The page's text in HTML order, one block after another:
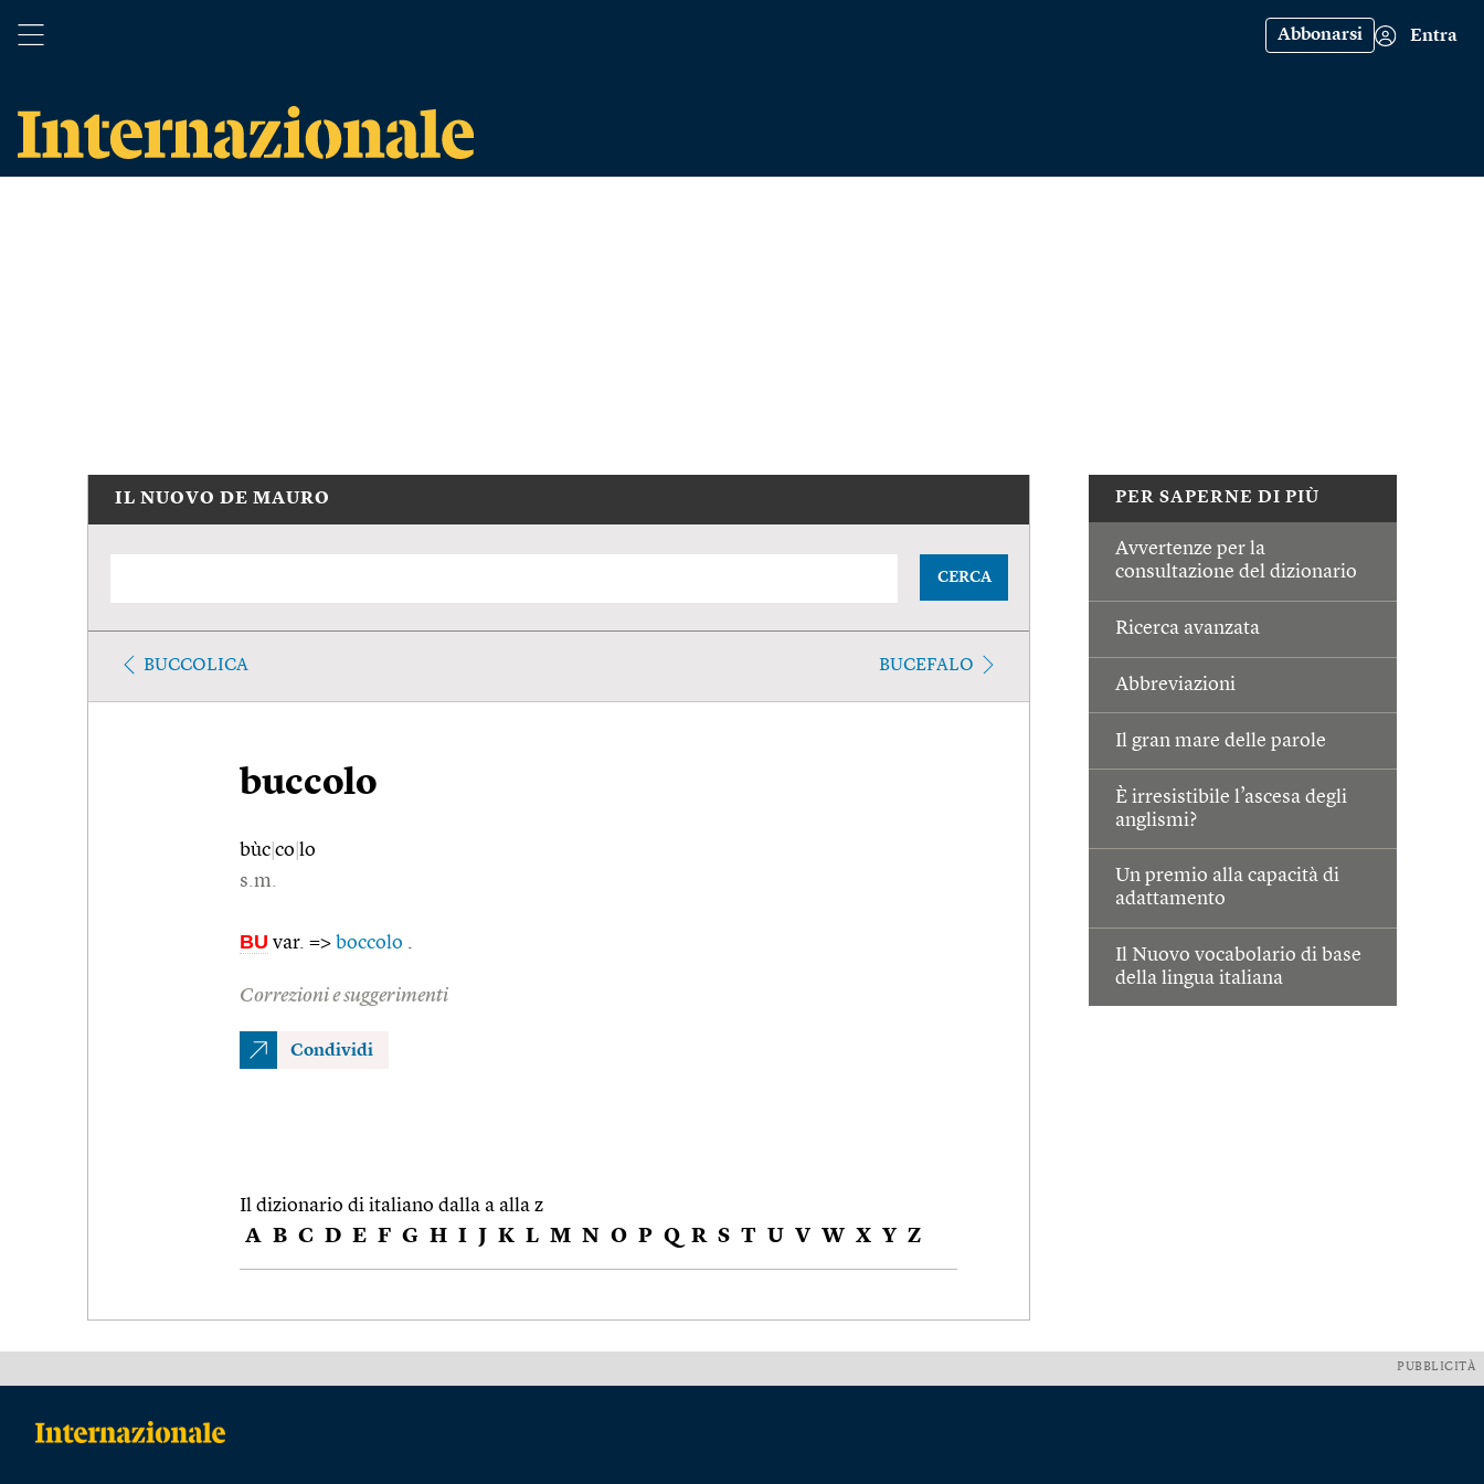
Abbonarsi Entra
PER SAPERNE DI PIÙ
Avvertenze per la
consultazione del dizionario
Ricerca avanzata
Abbreviazioni
Il gran mare delle parole
È irresistibile l’ascesa degli
anglismi?
Un premio alla capacità di
adattamento
Il Nuovo vocabolario di base
della lingua italiana
IL NUOVO DE MAURO
CERCA
BUCCOLICA BUCEFALO
buccolo
bùc co lo
s.m.
BU var. => boccolo .
Correzioni e suggerimenti
Condividi
Il dizionario di italiano dalla a alla z
A B C D E F G H I J K L M N O P Q R S T U V W X Y Z
PUBBLICITÀ